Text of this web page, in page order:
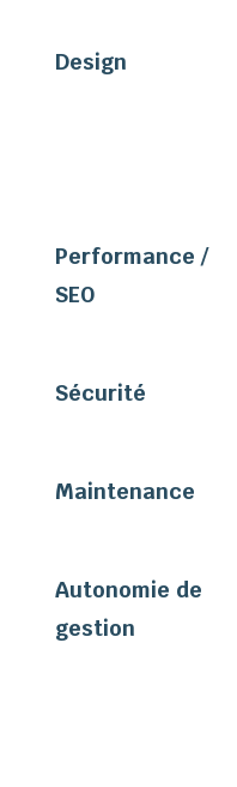
Design
Performance /
SEO
Sécurité
Maintenance
Autonomie de
gestion